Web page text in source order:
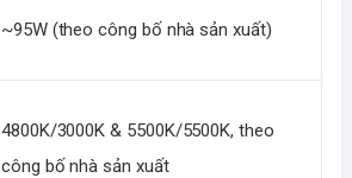
~95W (theo công bố nhà sản xuất)
4800K/3000K & 5500K/5500K, theo
công bố nhà sản xuất